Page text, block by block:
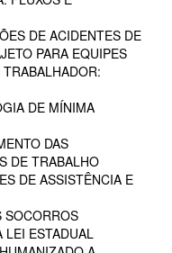
DE ACIDENTES DE
PARA EQUIPES
DE MÍNIMA
DAS
DE TRABALHO
DE ASSISTÊNCIA E
SOCORROS
LEI ESTADUAL